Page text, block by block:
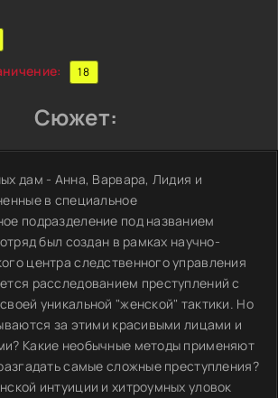
18
Сюжет:
дам - Анна, Варвара, Лидия и
в специальное
подразделение под названием
был создан в рамках научно-
центра следственного управления
расследованием преступлений с
уникальной "женской" тактики. Но
за этими красивыми лицами и
Какие необычные методы применяют
самые сложные преступления?
интуиции и хитроумных уловок